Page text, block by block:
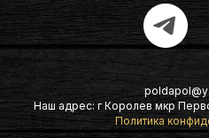
Наш адрес: г Королев мкр
Политика